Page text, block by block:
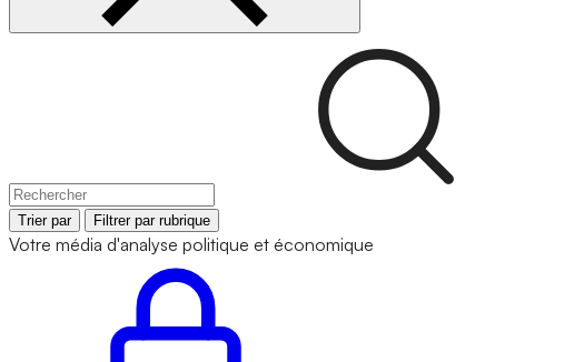
Trier par Filtrer par rubrique
Votre média d'analyse politique et économique